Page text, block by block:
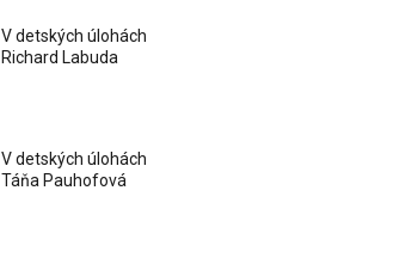
V detských úlohách
Richard Labuda
V detských úlohách
Táňa Pauhofová